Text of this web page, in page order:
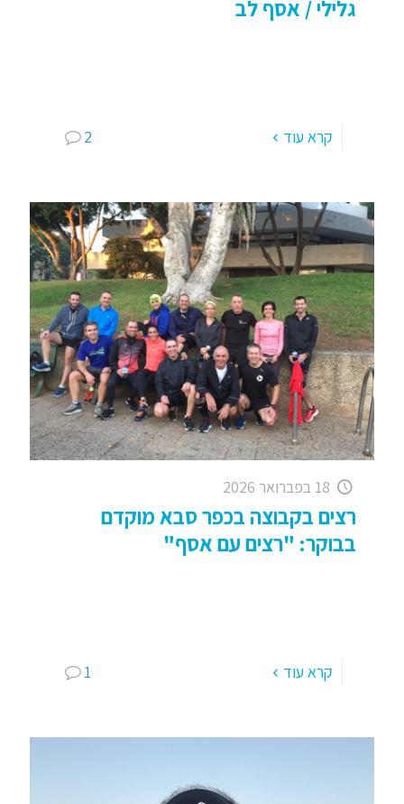
גלילי / אסף לב
2
קרא עוד
18 בפברואר 2026
רצים בקבוצה בכפר סבא מוקדם
בבוקר: "רצים עם אסף"
1
קרא עוד